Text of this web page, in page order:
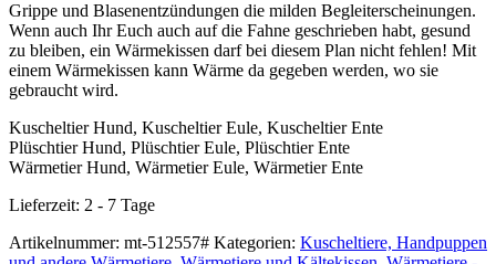
Grippe und Blasenentzündungen die milden Begleiterscheinungen.
Wenn auch Ihr Euch auch auf die Fahne geschrieben habt, gesund
zu bleiben, ein Wärmekissen darf bei diesem Plan nicht fehlen! Mit
einem Wärmekissen kann Wärme da gegeben werden, wo sie
gebraucht wird.
Kuscheltier Hund, Kuscheltier Eule, Kuscheltier Ente
Plüschtier Hund, Plüschtier Eule, Plüschtier Ente
Wärmetier Hund, Wärmetier Eule, Wärmetier Ente
Lieferzeit: 2 - 7 Tage
Artikelnummer: mt-512557# Kategorien: Kuscheltiere, Handpuppen